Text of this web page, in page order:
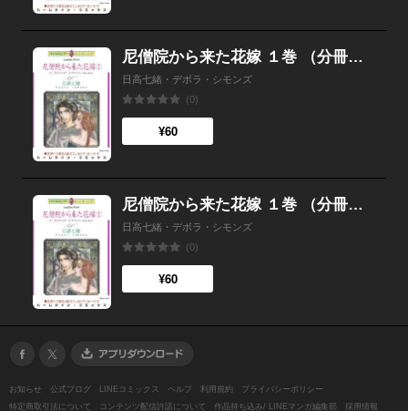
尼僧院から来た花嫁 １巻 （分冊版）2話
日高七緒・デボラ・シモンズ
(0)
¥60
尼僧院から来た花嫁 １巻 （分冊版）1話
日高七緒・デボラ・シモンズ
(0)
¥60
お知らせ 公式ブログ LINEコミックス ヘルプ 利用規約
プライバシーポリシー
特定商取引法について
コンテンツ配信許諾について 作品持ち込み/ LINEマンガ編集部 採用情報